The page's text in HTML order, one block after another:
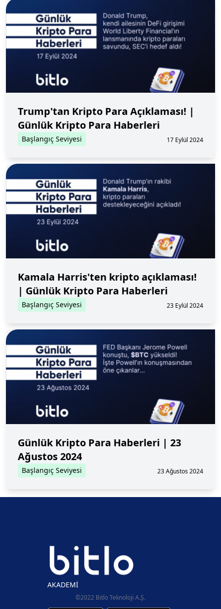
Trump'tan Kripto Para Açıklaması! |
Günlük Kripto Para Haberleri
Başlangıç Seviyesi 17 Eylül 2024
Kamala Harris'ten kripto açıklaması!
| Günlük Kripto Para Haberleri
Başlangıç Seviyesi 23 Eylül 2024
Günlük Kripto Para Haberleri | 23
Ağustos 2024
Başlangıç Seviyesi 23 Ağustos 2024
AKADEMİ
©2022 Bitlo Teknoloji A.Ş.